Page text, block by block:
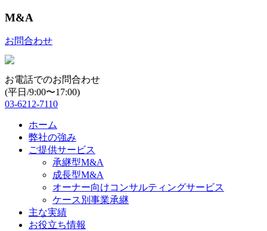
M&A
お問合わせ
お電話でのお問合わせ
(平日/9:00〜17:00)
03-6212-7110
ホーム
弊社の強み
ご提供サービス
承継型M&A
成長型M&A
オーナー向けコンサルティングサービス
ケース別事業承継
主な実績
お役立ち情報